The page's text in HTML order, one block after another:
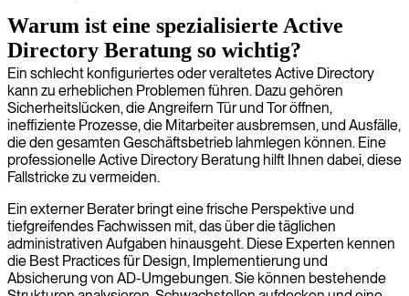
Warum ist eine spezialisierte Active
Directory Beratung so wichtig?
Ein schlecht konfiguriertes oder veraltetes Active Directory
kann zu erheblichen Problemen führen. Dazu gehören
Sicherheitslücken, die Angreifern Tür und Tor öffnen,
ineffiziente Prozesse, die Mitarbeiter ausbremsen, und Ausfälle,
die den gesamten Geschäftsbetrieb lahmlegen können. Eine
professionelle Active Directory Beratung hilft Ihnen dabei, diese
Fallstricke zu vermeiden.
Ein externer Berater bringt eine frische Perspektive und
tiefgreifendes Fachwissen mit, das über die täglichen
administrativen Aufgaben hinausgeht. Diese Experten kennen
die Best Practices für Design, Implementierung und
Absicherung von AD-Umgebungen. Sie können bestehende